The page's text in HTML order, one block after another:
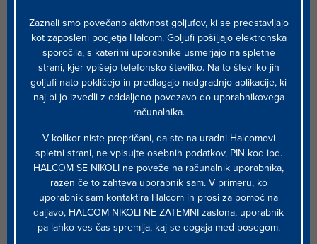
migraciji klirinškega sistema za izmenjavo e-računov.
V aprilu je Bankart obvestil banke, da želi migrirati sistem e-računov
na zunanjega izvajalca. Rok migracije še ni določen, predvidoma pa
se bo to zgodilo med junijem in decembrom 2023.
Na srečanju bi se pogovorili o prednostih migracije obstoječega
sistema na Halcom in o časovnih rokih. Vsekakor pa vam bomo
temi.
Srečanje bo potekalo v
torek, 17. januarja 2023 od 9:00 do predvidoma
12:00 ure
v Four Points by Sheraton, Pot za Brdom 4,
Ljubljana.
Zaznali smo povečano aktivnost goljufov, ki se predstavljajo
kot zaposleni podjetja Halcom. Goljufi pošiljajo elektronska
sporočila, s katerimi uporabnike usmerjajo na spletne
strani, kjer vpišejo telefonsko številko. Na to številko jih
goljufi nato pokličejo in predlagajo nadgradnjo aplikacije, ki
naj bi jo izvedli z oddaljeno povezavo do uporabnikovega
računalnika.
V kolikor niste prepričani, da ste na uradni Halcomovi
spletni strani, ne vpisujte osebnih podatkov, PIN kod ipd.
HALCOM SE NIKOLI ne poveže na računalnik uporabnika,
razen če to zahteva uporabnik sam. V primeru, ko
uporabnik sam kontaktira Halcom in prosi za pomoč na
daljavo, HALCOM NIKOLI NE ZATEMNI zaslona, uporabnik
pa lahko ves čas spremlja, kaj se dogaja med posegom.